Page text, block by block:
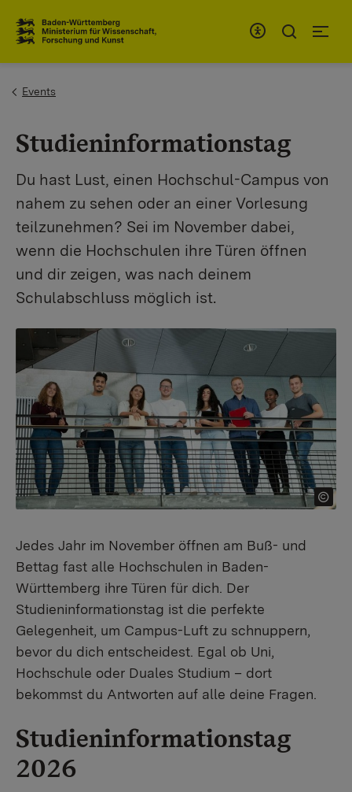
You are here:
Events
Studieninformationstag
Du hast Lust, einen Hochschul-Campus von
nahem zu sehen oder an einer Vorlesung
teilzunehmen? Sei im November dabei,
wenn die Hochschulen ihre Türen öffnen
und dir zeigen, was nach deinem
Schulabschluss möglich ist.
Show larger version for:
Jedes Jahr im November öffnen am Buß- und
Bettag fast alle Hochschulen in Baden-
Württemberg ihre Türen für dich. Der
Studieninformationstag ist die perfekte
Gelegenheit, um Campus-Luft zu schnuppern,
bevor du dich entscheidest. Egal ob Uni,
Hochschule oder Duales Studium – dort
bekommst du Antworten auf alle deine Fragen.
Studieninformationstag
2026